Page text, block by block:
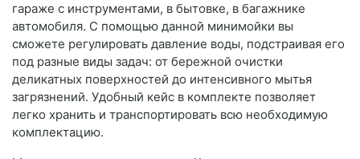
гараже с инструментами, в бытовке, в багажнике
автомобиля. С помощью данной минимойки вы
сможете регулировать давление воды, подстраивая его
под разные виды задач: от бережной очистки
деликатных поверхностей до интенсивного мытья
загрязнений. Удобный кейс в комплекте позволяет
легко хранить и транспортировать всю необходимую
комплектацию.